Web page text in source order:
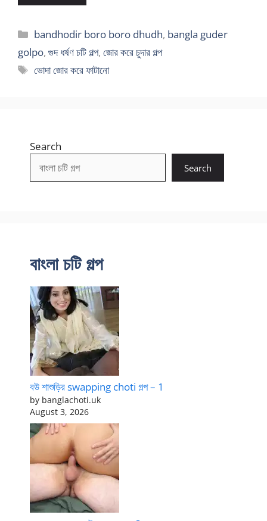
Categories
bandhodir boro boro dhudh, bangla guder
golpo, গুদ ধর্ষণ চটি গল্প, জোর করে চুদার গল্প
Tags
ভোদা জোর করে ফাটানো
Search
Search
বাংলা চটি গল্প
বউ শাশুড়ির swapping choti গল্প – 1
by banglachoti.uk
August 3, 2026